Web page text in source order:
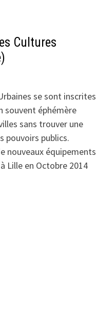
Cultures
se sont inscrites
éphémère
sans trouver une
pouvoirs publics.
nouveaux équipements
Lille en Octobre 2014